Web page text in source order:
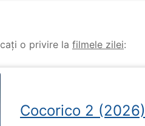
o privire la filmele zilei:
Cocorico 2 (2026)